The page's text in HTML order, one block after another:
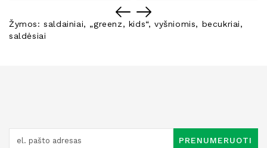
Žymos:saldainiai, „greenz, kids“,vyšniomis, becukriai,
saldėsiai
PRENUMERUOTI